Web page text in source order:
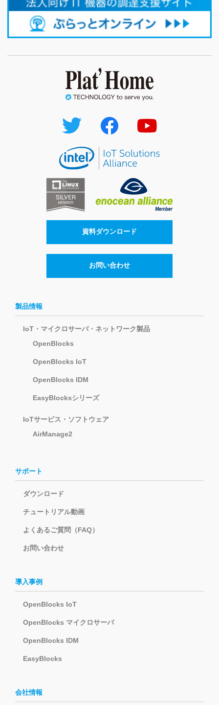
資料ダウンロード
お問い合わせ
製品情報
IoT・マイクロサーバ・ネットワーク製品
OpenBlocks
OpenBlocks IoT
OpenBlocks IDM
EasyBlocksシリーズ
IoTサービス・ソフトウェア
AirManage2
サポート
ダウンロード
チュートリアル動画
よくあるご質問（FAQ）
お問い合わせ
導入事例
OpenBlocks IoT
OpenBlocks マイクロサーバ
OpenBlocks IDM
EasyBlocks
会社情報